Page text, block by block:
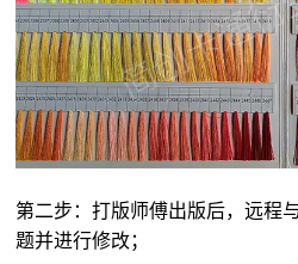
第二步：打版师傅出版后，远程
题并进行修改；